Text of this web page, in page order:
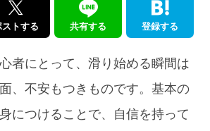
ストする 共有する 登録する
者にとって、滑り始める瞬間は
、不安もつきものです。基本の
につけることで、自信を持って